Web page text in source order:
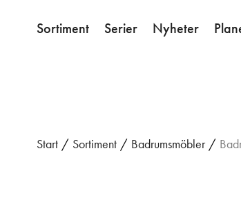
Sortiment Serier Nyheter
Start / Sortiment / Badrumsmöbler /